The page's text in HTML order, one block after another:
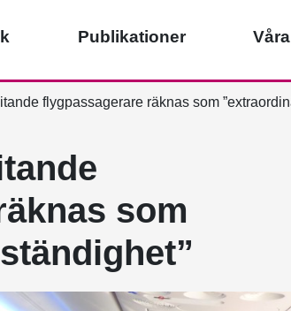
Publikationer
flygpassagerare räknas som
som